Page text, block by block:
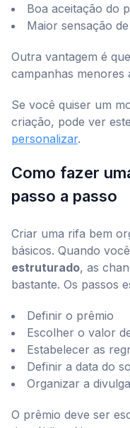
Boa aceitação do
Maior sensação
Outra vantagem é
campanhas menores
Se você quiser um
criação, pode ver
personalizar.
Como fazer
passo a passo
Criar uma rifa bem
básicos. Quando
estruturado, as
bastante. Os passos
Definir o prêmio
Escolher o valor
Estabelecer as
Definir a data do
Organizar a
O prêmio deve ser